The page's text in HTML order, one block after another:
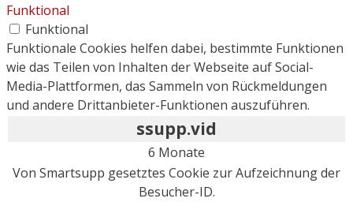
Funktional
Funktional
Funktionale Cookies helfen dabei, bestimmte Funktionen
wie das Teilen von Inhalten der Webseite auf Social-
Media-Plattformen, das Sammeln von Rückmeldungen
und andere Drittanbieter-Funktionen auszuführen.
ssupp.vid
6 Monate
Von Smartsupp gesetztes Cookie zur Aufzeichnung der
Besucher-ID.